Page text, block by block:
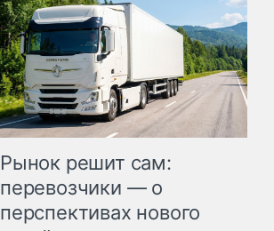
Рынок решит сам:
перевозчики — о
перспективах нового